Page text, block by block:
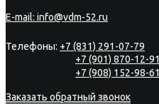
E-mail: info@vdm-52.ru
Телефоны: +7 (831) 291-07-79
+7 (901) 870-12-91
+7 (908) 152-98-61
Заказать обратный звонок